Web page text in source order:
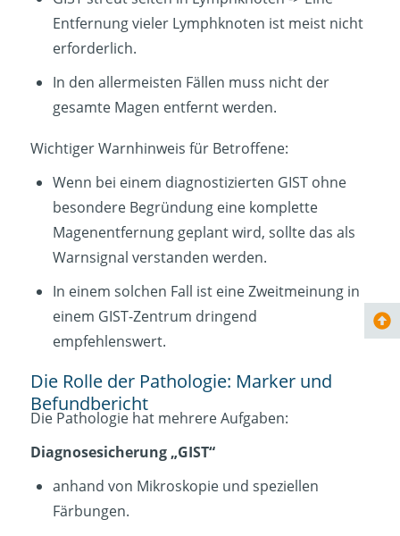
Entfernung vieler Lymphknoten ist meist nicht
erforderlich.
In den allermeisten Fällen muss nicht der
gesamte Magen entfernt werden.
Wichtiger Warnhinweis für Betroffene:
Wenn bei einem diagnostizierten GIST ohne
besondere Begründung eine komplette
Magenentfernung geplant wird, sollte das als
Warnsignal verstanden werden.
In einem solchen Fall ist eine Zweitmeinung in
einem GIST-Zentrum dringend
empfehlenswert.
Die Rolle der Pathologie: Marker und
Befundbericht
Die Pathologie hat mehrere Aufgaben:
Diagnosesicherung „GIST“
anhand von Mikroskopie und speziellen
Färbungen.